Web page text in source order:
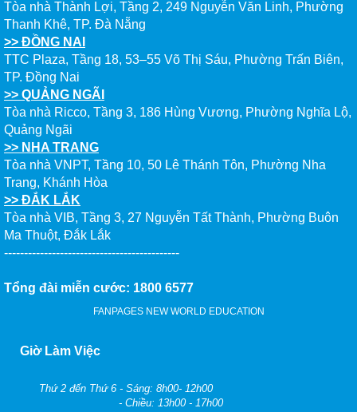
Tòa nhà Thành Lợi, Tầng 2, 249 Nguyễn Văn Linh, Phường
Thanh Khê, TP. Đà Nẵng
>> ĐỒNG NAI
TTC Plaza, Tầng 18, 53–55 Võ Thị Sáu, Phường Trấn Biên,
TP. Đồng Nai
>> QUẢNG NGÃI
Tòa nhà Ricco, Tầng 3, 186 Hùng Vương, Phường Nghĩa Lộ,
Quảng Ngãi
>> NHA TRANG
Tòa nhà VNPT, Tầng 10, 50 Lê Thánh Tôn, Phường Nha
Trang, Khánh Hòa
>> ĐẮK LẮK
Tòa nhà VIB, Tầng 3, 27 Nguyễn Tất Thành, Phường Buôn
Ma Thuột, Đắk Lắk
--------------------------------------------
Tổng đài miễn cước: 1800 6577
FANPAGES NEW WORLD EDUCATION
Giờ Làm Việc
Thứ 2 đến Thứ 6 - Sáng: 8h00- 12h00
- Chiều: 13h00 - 17h00